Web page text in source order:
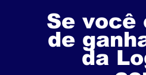
Se você
de
da